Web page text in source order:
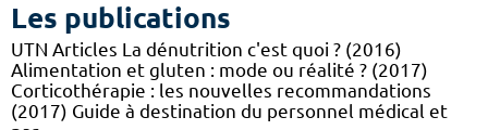
Les publications
UTN Articles La dénutrition c'est quoi ? (2016)
Alimentation et gluten : mode ou réalité ? (2017)
Corticothérapie : les nouvelles recommandations
(2017) Guide à destination du personnel médical et